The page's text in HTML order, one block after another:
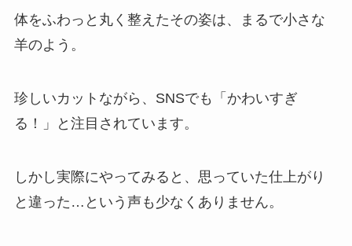
体をふわっと丸く整えたその姿は、まるで小さな
羊のよう。
珍しいカットながら、SNSでも「かわいすぎ
る！」と注目されています。
しかし実際にやってみると、思っていた仕上がり
と違った…という声も少なくありません。